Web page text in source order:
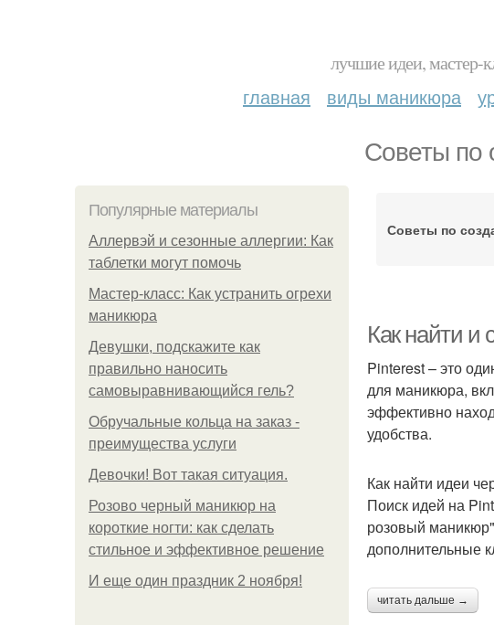
лучшие идеи, мастер-
главная виды маникюра
Советы по
Популярные материалы
Аллервэй и сезонные аллергии: Как
таблетки могут помочь
Мастер-класс: Как устранить огрехи
маникюра
Девушки, подскажите как
правильно наносить
самовыравнивающийся гель?
Обручальные кольца на заказ -
преимущества услуги
Девочки! Вот такая ситуация.
Розово черный маникюр на
короткие ногти: как сделать
стильное и эффективное решение
И еще один праздник 2 ноября!
Советы по
Как найти и
Pinterest – это
для маникюра,
эффективно
удобства.
Как найти идеи
Поиск идей на
розовый
дополнительные
читать дальше →